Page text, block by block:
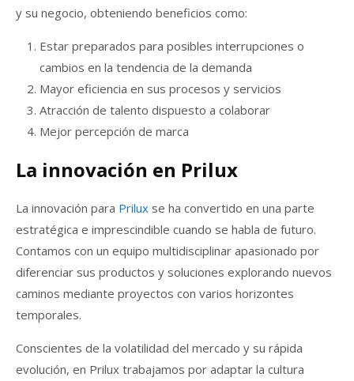
y su negocio, obteniendo beneficios como:
Estar preparados para posibles interrupciones o
cambios en la tendencia de la demanda
Mayor eficiencia en sus procesos y servicios
Atracción de talento dispuesto a colaborar
Mejor percepción de marca
La innovación en Prilux
La innovación para Prilux se ha convertido en una parte
estratégica e imprescindible cuando se habla de futuro.
Contamos con un equipo multidisciplinar apasionado por
diferenciar sus productos y soluciones explorando nuevos
caminos mediante proyectos con varios horizontes
temporales.
Conscientes de la volatilidad del mercado y su rápida
evolución, en Prilux trabajamos por adaptar la cultura